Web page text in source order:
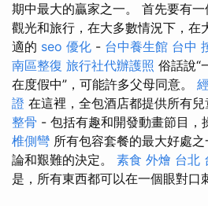
期中最大的贏家之一。 首先要有
觀光和旅行，在大多數情況下，在
適的 seo 優化 - 台中養生館 台中
南區整復 旅行社代辦護照 俗話說“
在度假中”，可能許多父母同意。
證 在這裡，全包酒店都提供所有
整骨 - 包括有趣和開發動畫節目，
椎側彎 所有包容套餐的最大好處
論和艱難的決定。 素食 外燴 台北
是，所有東西都可以在一個眼對口